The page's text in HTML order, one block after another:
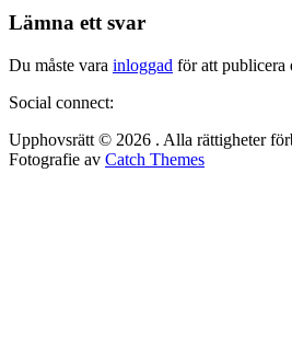
Lämna ett svar
Du måste vara inloggad för att publicera
Social connect:
Upphovsrätt © 2026 . Alla rättigheter
Fotografie av Catch Themes